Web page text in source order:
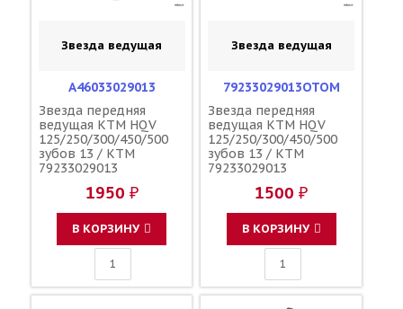
Звезда ведущая
A46033029013
Звезда передняя
ведущая KTM HQV
125/250/300/450/500
зубов 13 / KTM
79233029013
1950 ₽
В КОРЗИНУ
Звезда ведущая
79233029013OTOM
Звезда передняя
ведущая KTM HQV
125/250/300/450/500
зубов 13 / KTM
79233029013
1500 ₽
В КОРЗИНУ